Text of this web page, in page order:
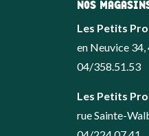
NOS
Les Petits
en Neuvice
04/358.51.53
Les Petits
rue Sainte-